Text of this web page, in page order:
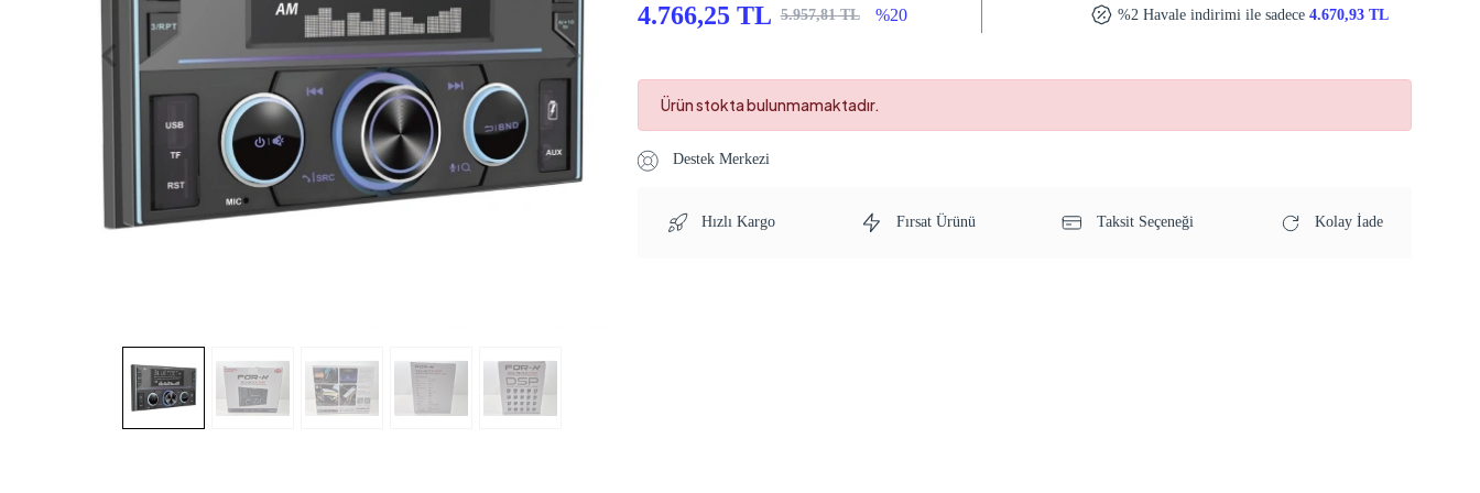
4.766,25 TL 5.957,81 TL %20 %2 Havale indirimi ile sadece 4.670,93 TL
Ürün stokta bulunmamaktadır.
Destek Merkezi
Hızlı Kargo Fırsat Ürünü Taksit Seçeneği Kolay İade